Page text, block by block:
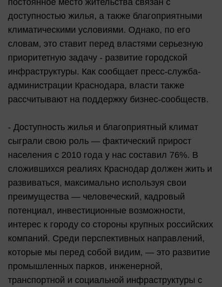
доступностью жилья, а также благоприятными
климатическими условиями. Однако, по его
словам, это ставит перед властями серьезную
приоритетную задачу - развитие городской
инфраструктуры. Как сообщает пресс-служба-
администрации Краснодара, власти также
рассчитывают на поддержку бизнес-сообществ.
- Доступность жилья и благоприятный климат
сыграли свою роль — фактический прирост
населения с 2010 года у нас составил 76%. В
сложившихся реалиях Краснодар должен жить и
развиваться, максимально используя свои
преимущества — человеческий, кадровый
потенциал, инвестиционные возможности,
интерес к городу со стороны крупных российских
компаний. Среди перспективных направлений,
которые мы перед собой видим, — это развитие
промышленных парков, инженерной,
транспортной и социальной инфраструктуры с